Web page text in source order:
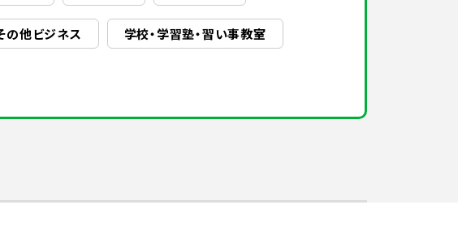
の他ビジネス 学校・学習塾・習い事教室